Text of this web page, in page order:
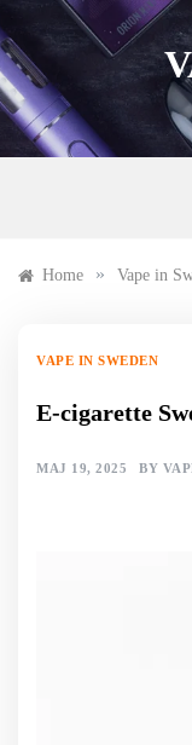
to
content
Home » Vape in
VAPE IN SWEDEN
E-cigarette
MAJ 19, 2025 BY